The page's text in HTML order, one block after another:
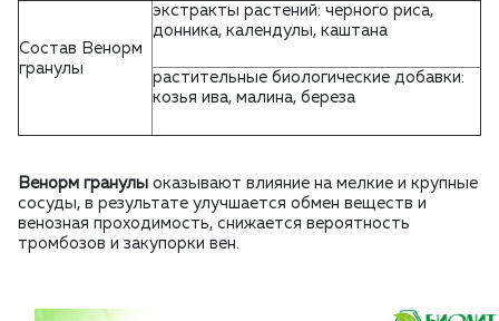
Состав Венорм
гранулы
экстракты растений: черного риса,
донника, календулы, каштана
растительные биологические добавки:
козья ива, малина, береза
Венорм гранулы оказывают влияние на мелкие и крупные
сосуды, в результате улучшается обмен веществ и
венозная проходимость, снижается вероятность
тромбозов и закупорки вен.